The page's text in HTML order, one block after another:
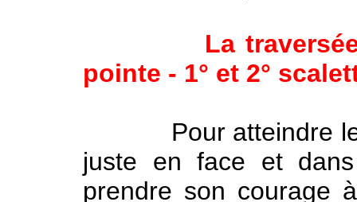
La
pointe - 1° et 2°
Pour atteindre les
juste en face et
prendre son courage